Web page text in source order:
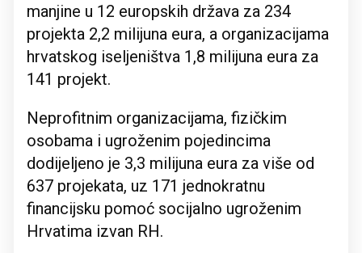
manjine u 12 europskih država za 234
projekta 2,2 milijuna eura, a organizacijama
hrvatskog iseljeništva 1,8 milijuna eura za
141 projekt.
Neprofitnim organizacijama, fizičkim
osobama i ugroženim pojedincima
dodijeljeno je 3,3 milijuna eura za više od
637 projekata, uz 171 jednokratnu
financijsku pomoć socijalno ugroženim
Hrvatima izvan RH.